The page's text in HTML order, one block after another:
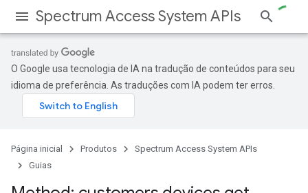
Spectrum Access System APIs
O Google usa tecnologia de IA na tradução de conteúdos para seu
idioma de preferência. As traduções com IA podem ter erros.
Página inicial Produtos
Spectrum Access System APIs
Guias